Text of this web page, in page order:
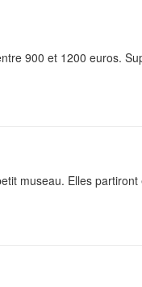
900 et 1200 euros.
museau. Elles